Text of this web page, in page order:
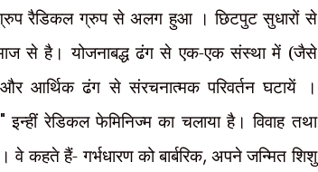
रैडिकल ग्रुप से अलग हुआ । छिटपुट सुधारों से
से है। योजनाबद्ध ढंग से एक-एक संस्था में (जैसे
आर्थिक ढंग से संरचनात्मक परिवर्तन घटायें ।
इन्हीं रेडिकल फेमिनिज्म का चलाया है। विवाह तथा
वे कहते हैं- गर्भधारण को बार्बरिक, अपने जन्मित शिशु